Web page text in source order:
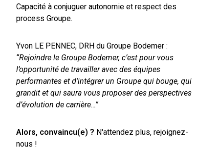
Capacité à conjuguer autonomie et respect des
process Groupe.
Yvon LE PENNEC, DRH du Groupe Bodemer :
“Rejoindre le Groupe Bodemer, c’est pour vous
l’opportunité de travailler avec des équipes
performantes et d’intégrer un Groupe qui bouge, qui
grandit et qui saura vous proposer des perspectives
d’évolution de carrière…”
Alors, convaincu(e) ? N'attendez plus, rejoignez-
nous !